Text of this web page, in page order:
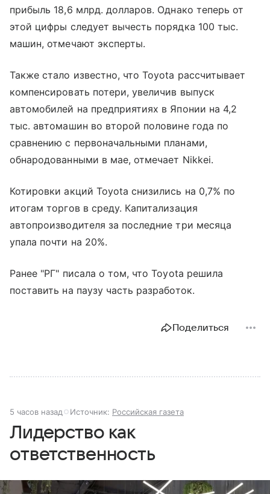
прибыль 18,6 млрд. долларов. Однако теперь от
этой цифры следует вычесть порядка 100 тыс.
машин, отмечают эксперты.
Также стало известно, что Toyota рассчитывает
компенсировать потери, увеличив выпуск
автомобилей на предприятиях в Японии на 4,2
тыс. автомашин во второй половине года по
сравнению с первоначальными планами,
обнародованными в мае, отмечает Nikkei.
Котировки акций Toyota снизились на 0,7% по
итогам торгов в среду. Капитализация
автопроизводителя за последние три месяца
упала почти на 20%.
Ранее "РГ" писала о том, что Toyota решила
поставить на паузу часть разработок.
Поделиться
5 часов назад Источник: Российская газета
Лидерство как
ответственность